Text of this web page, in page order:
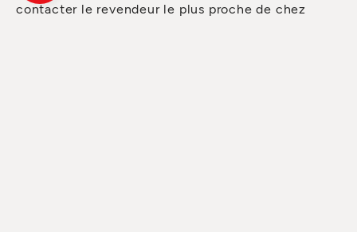
contacter le revendeur le plus proche de chez